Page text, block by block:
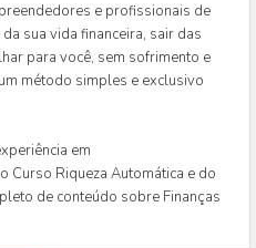
e profissionais de
sua vida financeira, sair das
para você, sem sofrimento e
método simples e exclusivo
em
Curso Riqueza Automática e do
de conteúdo sobre Finanças